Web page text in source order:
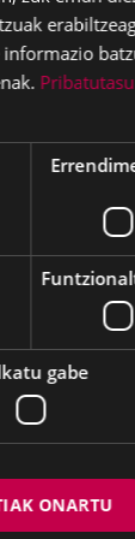
Zentroa
gabe
ONARTU